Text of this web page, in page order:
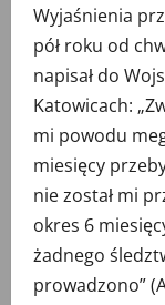
Wyjaśnienia
pół roku od
napisał do
Katowicach:
mi powodu
miesięcy
nie został mi
okres 6
żadnego
prowadzono”